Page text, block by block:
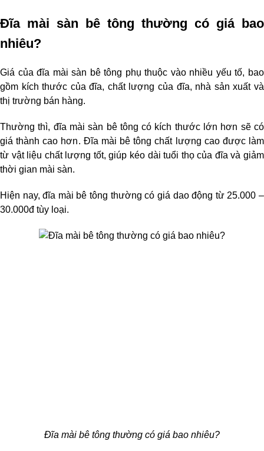
Đĩa mài sàn bê tông thường có giá bao
nhiêu?
Giá của đĩa mài sàn bê tông phụ thuộc vào nhiều yếu tố, bao
gồm kích thước của đĩa, chất lượng của đĩa, nhà sản xuất và
thị trường bán hàng.
Thường thì, đĩa mài sàn bê tông có kích thước lớn hơn sẽ có
giá thành cao hơn. Đĩa mài bê tông chất lượng cao được làm
từ vật liệu chất lượng tốt, giúp kéo dài tuổi thọ của đĩa và giảm
thời gian mài sàn.
Hiện nay, đĩa mài bê tông thường có giá dao động từ 25.000 –
30.000đ tùy loại.
Đĩa mài bê tông thường có giá bao nhiêu?